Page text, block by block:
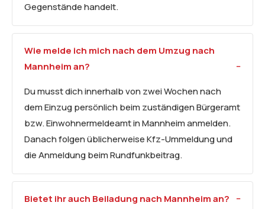
Gegenstände handelt.
Wie melde ich mich nach dem Umzug nach
Mannheim an?
Du musst dich innerhalb von zwei Wochen nach
dem Einzug persönlich beim zuständigen Bürgeramt
bzw. Einwohnermeldeamt in Mannheim anmelden.
Danach folgen üblicherweise Kfz-Ummeldung und
die Anmeldung beim Rundfunkbeitrag.
Bietet ihr auch Beiladung nach Mannheim an?